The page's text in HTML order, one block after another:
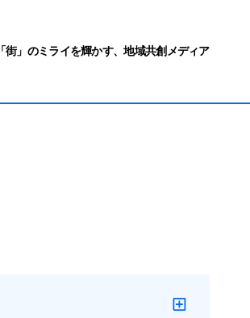
「街」のミライを輝かす、地域共創メディア